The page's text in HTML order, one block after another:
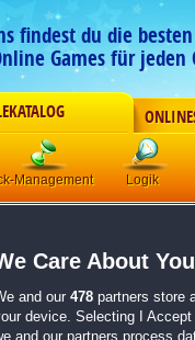
findest du die
Games für jeden
Management Logik
zu dem
Care About
and our 478 partners store
device. Selecting I